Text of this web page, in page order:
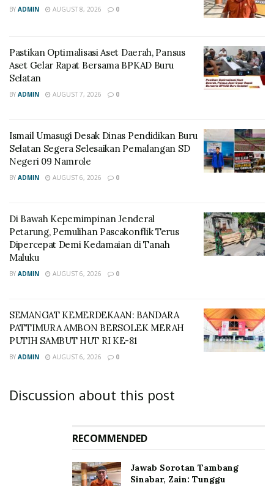
BY ADMIN AUGUST 8, 2026 0
Pastikan Optimalisasi Aset Daerah, Pansus
Aset Gelar Rapat Bersama BPKAD Buru
Selatan
BY ADMIN AUGUST 7, 2026 0
Ismail Umasugi Desak Dinas Pendidikan Buru
Selatan Segera Selesaikan Pemalangan SD
Negeri 09 Namrole
BY ADMIN AUGUST 6, 2026 0
Di Bawah Kepemimpinan Jenderal
Petarung, Pemulihan Pascakonflik Terus
Dipercepat Demi Kedamaian di Tanah
Maluku
BY ADMIN AUGUST 6, 2026 0
SEMANGAT KEMERDEKAAN: BANDARA
PATTIMURA AMBON BERSOLEK MERAH
PUTIH SAMBUT HUT RI KE-81
BY ADMIN AUGUST 6, 2026 0
Discussion about this post
RECOMMENDED
Jawab Sorotan Tambang
Sinabar, Zain: Tunggu